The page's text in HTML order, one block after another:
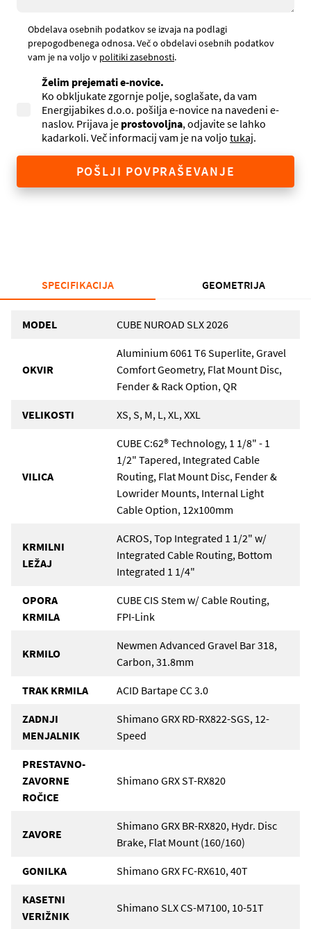
Obdelava osebnih podatkov se izvaja na podlagi
prepogodbenega odnosa. Več o obdelavi osebnih podatkov
vam je na voljo v politiki zasebnosti.
Želim prejemati e-novice.
Ko obkljukate zgornje polje, soglašate, da vam
Energijabikes d.o.o. pošilja e-novice na navedeni e-
naslov. Prijava je prostovoljna, odjavite se lahko
kadarkoli. Več informacij vam je na voljo tukaj.
POŠLJI POVPRAŠEVANJE
SPECIFIKACIJA GEOMETRIJA
MODEL CUBE NUROAD SLX 2026
OKVIR
Aluminium 6061 T6 Superlite, Gravel
Comfort Geometry, Flat Mount Disc,
Fender & Rack Option, QR
VELIKOSTI XS, S, M, L, XL, XXL
VILICA
CUBE C:62® Technology, 1 1/8" - 1
1/2" Tapered, Integrated Cable
Routing, Flat Mount Disc, Fender &
Lowrider Mounts, Internal Light
Cable Option, 12x100mm
KRMILNI
LEŽAJ
ACROS, Top Integrated 1 1/2" w/
Integrated Cable Routing, Bottom
Integrated 1 1/4"
OPORA
KRMILA
CUBE CIS Stem w/ Cable Routing,
FPI-Link
KRMILO
Newmen Advanced Gravel Bar 318,
Carbon, 31.8mm
TRAK KRMILA ACID Bartape CC 3.0
ZADNJI
MENJALNIK
Shimano GRX RD-RX822-SGS, 12-
Speed
PRESTAVNO-
ZAVORNE
ROČICE
Shimano GRX ST-RX820
ZAVORE
Shimano GRX BR-RX820, Hydr. Disc
Brake, Flat Mount (160/160)
GONILKA Shimano GRX FC-RX610, 40T
KASETNI
VERIŽNIK
Shimano SLX CS-M7100, 10-51T